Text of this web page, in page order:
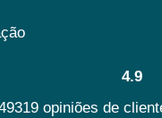
4.9
opiniões de